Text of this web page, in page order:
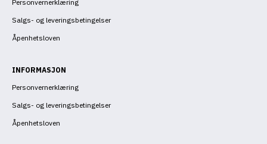
Personvernerklæring
Salgs- og leveringsbetingelser
Åpenhetsloven
INFORMASJON
Personvernerklæring
Salgs- og leveringsbetingelser
Åpenhetsloven